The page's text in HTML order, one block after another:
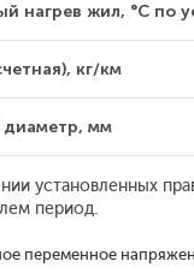
нагрев жил, °С по
кг/км
мм
установленных
период.
переменное